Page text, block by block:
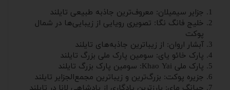
جزایر سیمیلان: معروف‌ترین جاذبه طبیعی تایلند
خلیج فانگ نگا: تصویری رویایی از زیبایی‌ها در شمال
پوکت
آبشار اروان: از زیباترین جاذبه‌های تایلند
پارک خائو یای: سومین پارک ملی بزرگ تایلند
پارک ملی Khao Yai: سومین پارک بزرگ تایلند
جزیره پوکت: بزرگ‌ترین و زیباترین مجمع‌الجزایر تایلند